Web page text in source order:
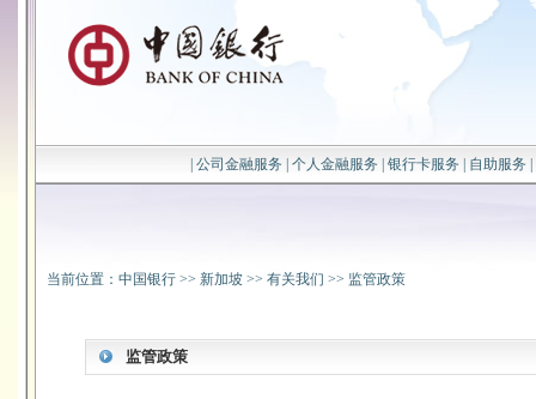
公司金融服务 个人金融服务 银行卡服务 自助服务
当前位置： 中国银行 >> 新加坡 >> 有关我们 >> 监管政策
监管政策